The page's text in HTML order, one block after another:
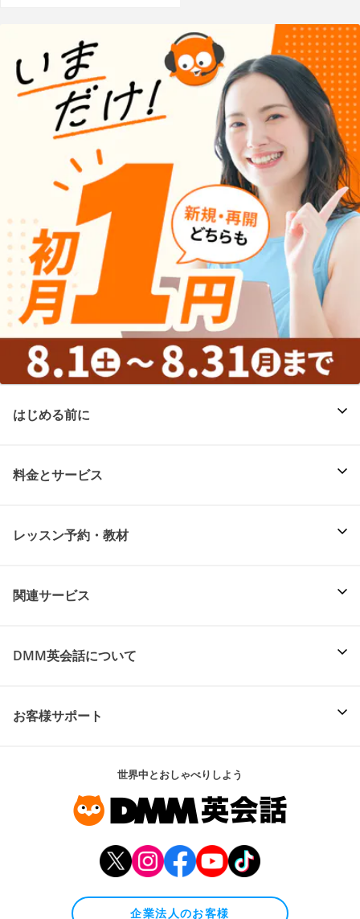
はじめる前に
料金とサービス
レッスン予約・教材
関連サービス
DMM英会話について
お客様サポート
世界中とおしゃべりしよう
企業法人のお客様